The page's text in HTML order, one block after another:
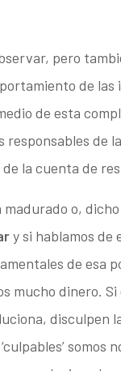
pero
de
de esta
responsables de
la cuenta de
madurado o,
y si hablamos de
de esa
mucho dinero.
disculpen
somos